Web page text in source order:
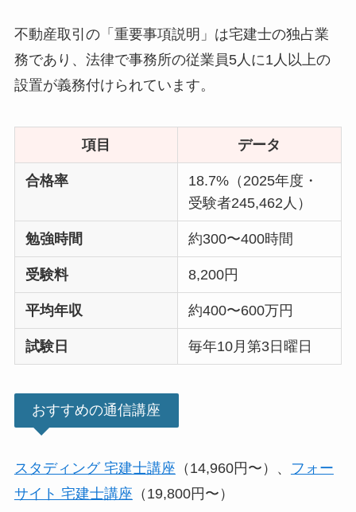
不動産取引の「重要事項説明」は宅建士の独占業
務であり、法律で事務所の従業員5人に1人以上の
設置が義務付けられています。
項目 データ
合格率
18.7%（2025年度・
受験者245,462人）
勉強時間 約300〜400時間
受験料 8,200円
平均年収 約400〜600万円
試験日 毎年10月第3日曜日
おすすめの通信講座
スタディング 宅建士講座 （14,960円〜）、
フォー
サイト 宅建士講座 （19,800円〜）